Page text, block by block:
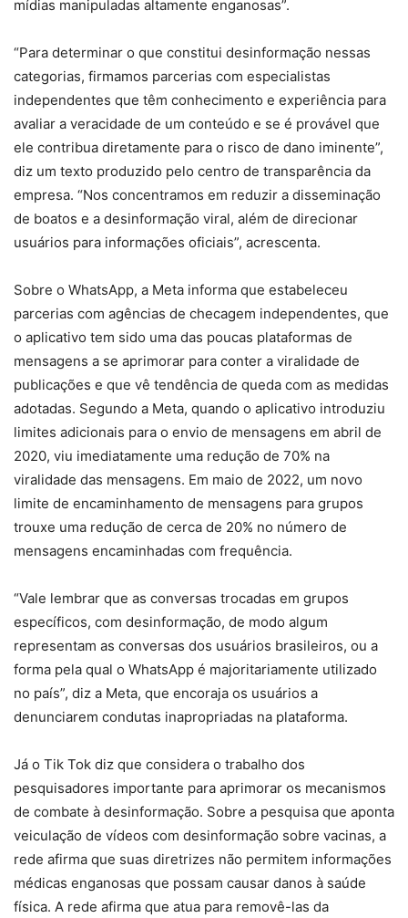
mídias manipuladas altamente enganosas”.
“Para determinar o que constitui desinformação nessas
categorias, firmamos parcerias com especialistas
independentes que têm conhecimento e experiência para
avaliar a veracidade de um conteúdo e se é provável que
ele contribua diretamente para o risco de dano iminente”,
diz um texto produzido pelo centro de transparência da
empresa. “Nos concentramos em reduzir a disseminação
de boatos e a desinformação viral, além de direcionar
usuários para informações oficiais”, acrescenta.
Sobre o WhatsApp, a Meta informa que estabeleceu
parcerias com agências de checagem independentes, que
o aplicativo tem sido uma das poucas plataformas de
mensagens a se aprimorar para conter a viralidade de
publicações e que vê tendência de queda com as medidas
adotadas. Segundo a Meta, quando o aplicativo introduziu
limites adicionais para o envio de mensagens em abril de
2020, viu imediatamente uma redução de 70% na
viralidade das mensagens. Em maio de 2022, um novo
limite de encaminhamento de mensagens para grupos
trouxe uma redução de cerca de 20% no número de
mensagens encaminhadas com frequência.
“Vale lembrar que as conversas trocadas em grupos
específicos, com desinformação, de modo algum
representam as conversas dos usuários brasileiros, ou a
forma pela qual o WhatsApp é majoritariamente utilizado
no país”, diz a Meta, que encoraja os usuários a
denunciarem condutas inapropriadas na plataforma.
Já o Tik Tok diz que considera o trabalho dos
pesquisadores importante para aprimorar os mecanismos
de combate à desinformação. Sobre a pesquisa que aponta
veiculação de vídeos com desinformação sobre vacinas, a
rede afirma que suas diretrizes não permitem informações
médicas enganosas que possam causar danos à saúde
física. A rede afirma que atua para removê-las da